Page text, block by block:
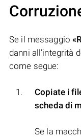
Se il messaggio
danni all’integrità
come segue:
Copiate i
scheda di
Se la